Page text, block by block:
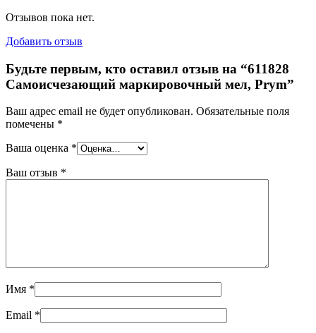
Отзывов пока нет.
Добавить отзыв
Будьте первым, кто оставил отзыв на “611828
Самоисчезающий маркировочный мел, Prym”
Ваш адрес email не будет опубликован. Обязательные поля
помечены *
Ваша оценка *
Ваш отзыв *
Имя *
Email *